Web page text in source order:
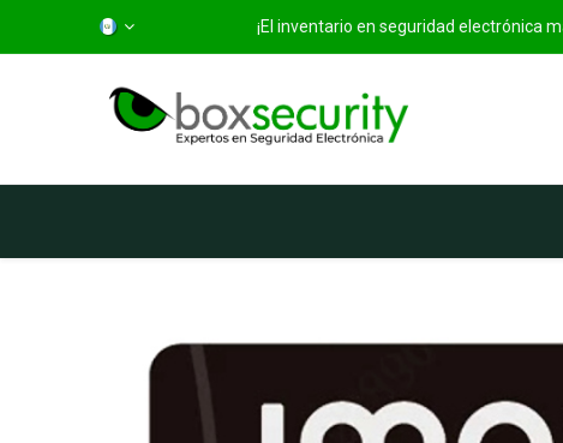
¡El inventario en seguridad electrónica